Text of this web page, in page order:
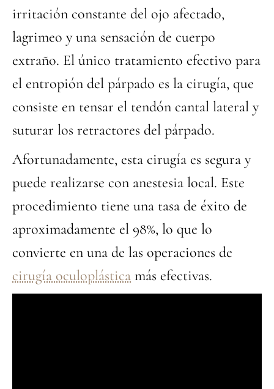
irritación constante del ojo afectado,
lagrimeo y una sensación de cuerpo
extraño. El único tratamiento efectivo para
el entropión del párpado es la cirugía, que
consiste en tensar el tendón cantal lateral y
suturar los retractores del párpado.
Afortunadamente, esta cirugía es segura y
puede realizarse con anestesia local. Este
procedimiento tiene una tasa de éxito de
aproximadamente el 98%, lo que lo
convierte en una de las operaciones de
cirugía oculoplástica más efectivas.